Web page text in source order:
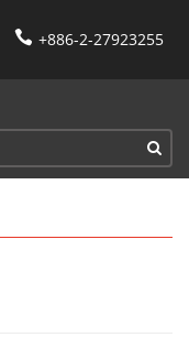
+886-2-27923255